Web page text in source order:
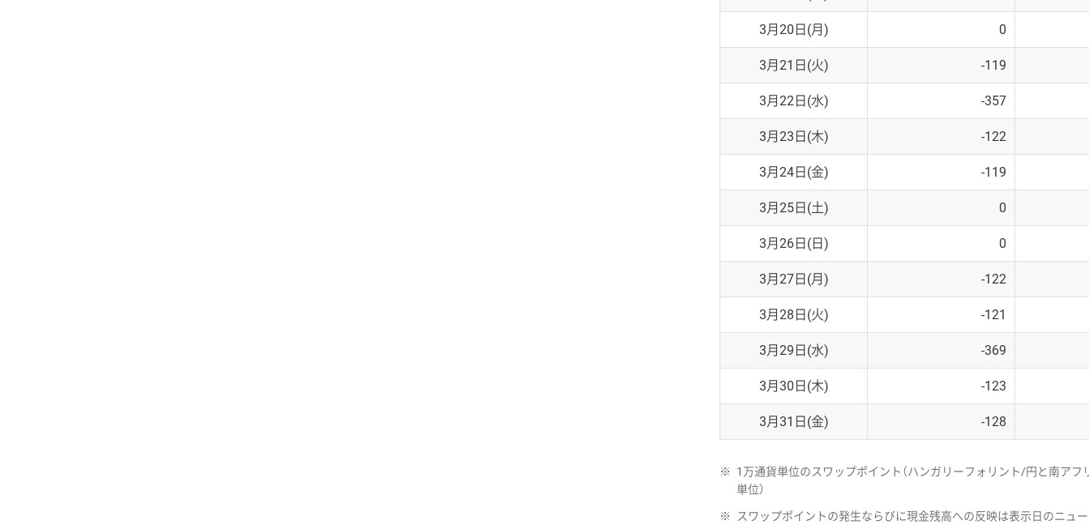
3月20日(月) 0
3月21日(火) -119
3月22日(水) -357
3月23日(木) -122
3月24日(金) -119
3月25日(土) 0
3月26日(日) 0
3月27日(月) -122
3月28日(火) -121
3月29日(水) -369
3月30日(木) -123
3月31日(金) -128
※
1万通貨単位のスワップポイント（ハンガリーフォリント/円と南ア
単位）
※ スワップポイントの発生ならびに現金残高への反映は表示日のニュ